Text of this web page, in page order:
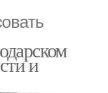
и